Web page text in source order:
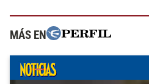
MÁS EN